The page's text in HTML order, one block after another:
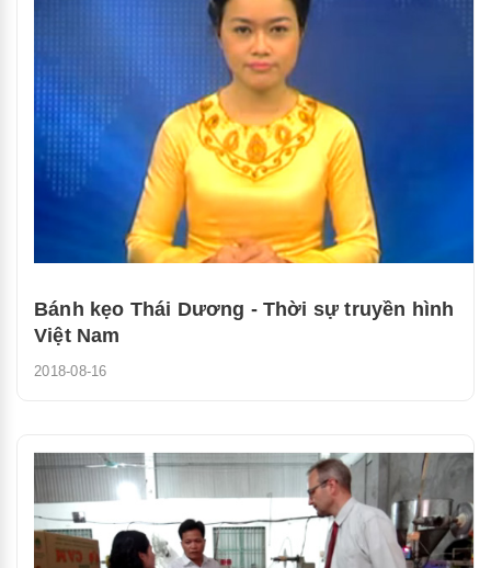
Bánh kẹo Thái Dương - Thời sự truyền hình
Việt Nam
2018-08-16